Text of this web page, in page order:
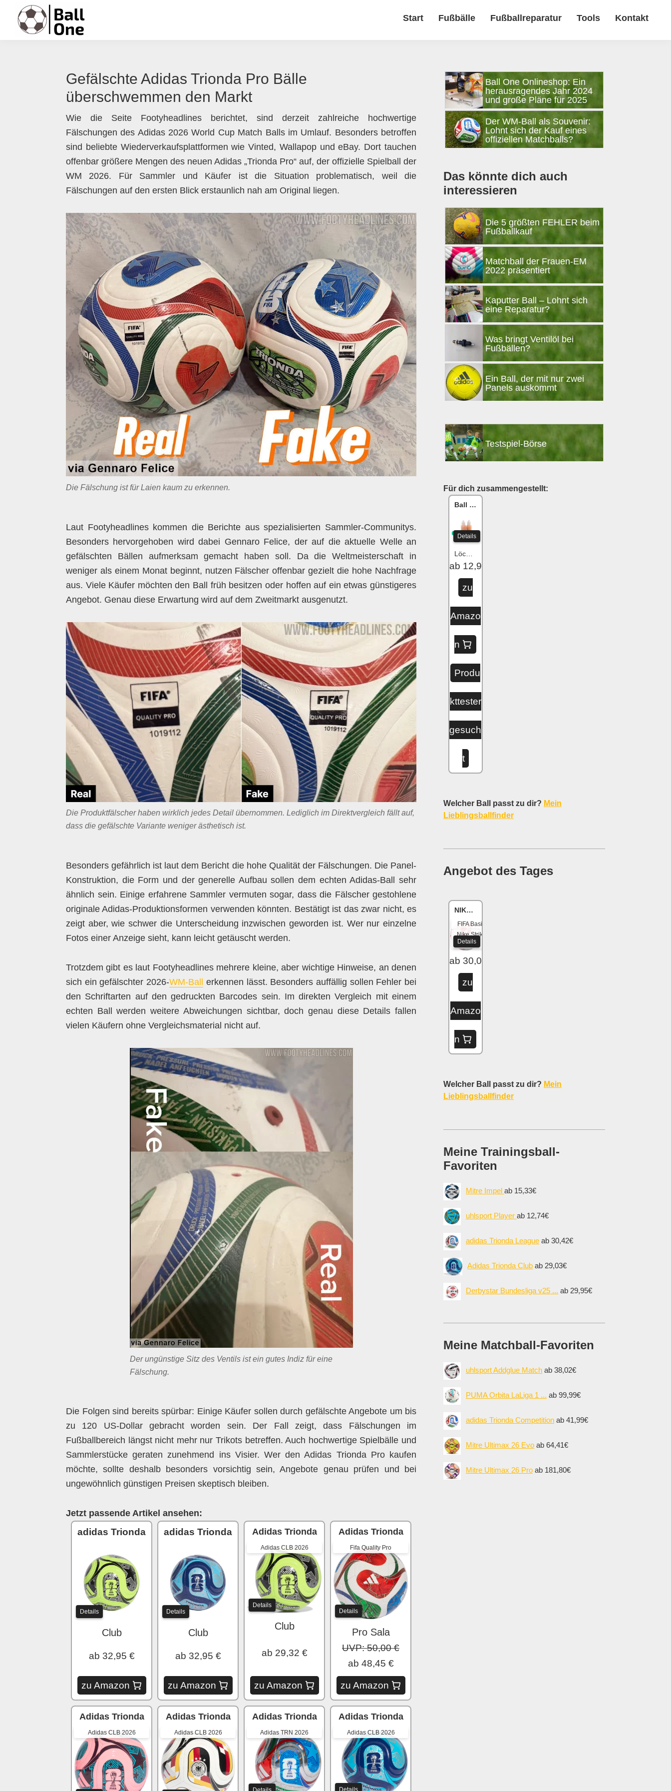
Hauptnavigation
springen
Inhalt
springen
Seitenspalte
springen
Fußzeile
springen
Start Fußbälle Fußballreparatur Tools Kontakt
Gefälschte Adidas Trionda Pro Bälle
überschwemmen den Markt
Wie die Seite Footyheadlines berichtet, sind derzeit zahlreiche hochwertige
Fälschungen des Adidas 2026 World Cup Match Balls im Umlauf. Besonders betroffen
sind beliebte Wiederverkaufsplattformen wie Vinted, Wallapop und eBay. Dort tauchen
offenbar größere Mengen des neuen Adidas „Trionda Pro“ auf, der offizielle Spielball der
WM 2026. Für Sammler und Käufer ist die Situation problematisch, weil die
Fälschungen auf den ersten Blick erstaunlich nah am Original liegen.
Die Fälschung ist für Laien kaum zu erkennen.
Laut Footyheadlines kommen die Berichte aus spezialisierten Sammler-Communitys.
Besonders hervorgehoben wird dabei Gennaro Felice, der auf die aktuelle Welle an
gefälschten Bällen aufmerksam gemacht haben soll. Da die Weltmeisterschaft in
weniger als einem Monat beginnt, nutzen Fälscher offenbar gezielt die hohe Nachfrage
aus. Viele Käufer möchten den Ball früh besitzen oder hoffen auf ein etwas günstigeres
Angebot. Genau diese Erwartung wird auf dem Zweitmarkt ausgenutzt.
Die Produktfälscher haben wirklich jedes Detail übernommen. Lediglich im Direktvergleich fällt auf,
dass die gefälschte Variante weniger ästhetisch ist.
Besonders gefährlich ist laut dem Bericht die hohe Qualität der Fälschungen. Die Panel-
Konstruktion, die Form und der generelle Aufbau sollen dem echten Adidas-Ball sehr
ähnlich sein. Einige erfahrene Sammler vermuten sogar, dass die Fälscher gestohlene
originale Adidas-Produktionsformen verwenden könnten. Bestätigt ist das zwar nicht, es
zeigt aber, wie schwer die Unterscheidung inzwischen geworden ist. Wer nur einzelne
Fotos einer Anzeige sieht, kann leicht getäuscht werden.
Trotzdem gibt es laut Footyheadlines mehrere kleine, aber wichtige Hinweise, an denen
sich ein gefälschter 2026-WM-Ball erkennen lässt. Besonders auffällig sollen Fehler bei
den Schriftarten auf den gedruckten Barcodes sein. Im direkten Vergleich mit einem
echten Ball werden weitere Abweichungen sichtbar, doch genau diese Details fallen
vielen Käufern ohne Vergleichsmaterial nicht auf.
Der ungünstige Sitz des Ventils ist ein gutes Indiz für eine
Fälschung.
Die Folgen sind bereits spürbar: Einige Käufer sollen durch gefälschte Angebote um bis
zu 120 US-Dollar gebracht worden sein. Der Fall zeigt, dass Fälschungen im
Fußballbereich längst nicht mehr nur Trikots betreffen. Auch hochwertige Spielbälle und
Sammlerstücke geraten zunehmend ins Visier. Wer den Adidas Trionda Pro kaufen
möchte, sollte deshalb besonders vorsichtig sein, Angebote genau prüfen und bei
ungewöhnlich günstigen Preisen skeptisch bleiben.
Jetzt passende Artikel ansehen:
adidas Trionda
Details
Club
ab 32,95 €
zu Amazon
adidas Trionda
Details
Club
ab 32,95 €
zu Amazon
Adidas Trionda
Adidas CLB 2026
Details
Club
ab 29,32 €
zu Amazon
Adidas Trionda
Fifa Quality Pro
Details
Pro Sala
UVP: 50,00 €
ab 48,45 €
zu Amazon
Adidas Trionda
Adidas CLB 2026
Adidas Trionda
Adidas CLB 2026
Adidas Trionda
Adidas TRN 2026
Adidas Trionda
Adidas CLB 2026
Details
SeitenspalteBall One Onlineshop: Ein
herausragendes Jahr 2024
und große Pläne für 2025
Der WM-Ball als Souvenir:
Lohnt sich der Kauf eines
offiziellen Matchballs?
Das könnte dich auch
interessieren
Die 5 größten FEHLER beim
Fußballkauf
Matchball der Frauen-EM
2022 präsentiert
Kaputter Ball – Lohnt sich
eine Reparatur?
Was bringt Ventilöl bei
Fußbällen?
Ein Ball, der mit nur zwei
Panels auskommt
Testspiel-Börse
Für dich zusammengestellt:
Ball One Reparaturset
Details
ab 12,99 €
zu
Amazo
n
Produ
kttester
gesuch
t
Welcher Ball passt zu dir? Mein
Lieblingsballfinder
Angebot des Tages
NIKE Academy
FIFA Basic
Nike Strike
2020
Details
ab 30,04 €
zu
Amazo
n
Welcher Ball passt zu dir? Mein
Lieblingsballfinder
Meine Trainingsball-
Favoriten
Mitre Impel ab 15,33€
uhlsport Player ab 12,74€
adidas Trionda League ab 30,42€
Adidas Trionda Club ab 29,03€
Derbystar Bundesliga v25 ... ab 29,95€
Meine Matchball-Favoriten
uhlsport Addglue Match ab 38,02€
PUMA Orbita LaLiga 1 ... ab 99,99€
adidas Trionda Competition ab 41,99€
Mitre Ultimax 26 Evo ab 64,41€
Mitre Ultimax 26 Pro ab 181,80€